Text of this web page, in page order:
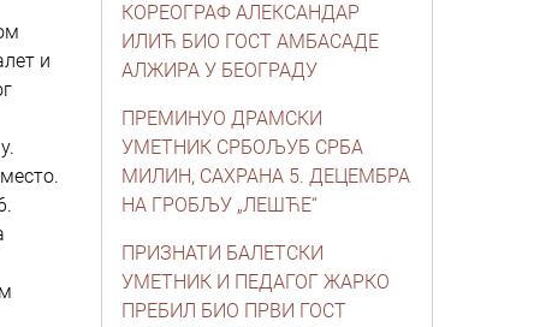
и
КОРЕОГРАФ АЛЕКСАНДАР
ИЛИЋ БИО ГОСТ АМБАСАДЕ
АЛЖИРА У БЕОГРАДУ
ПРЕМИНУО ДРАМСКИ
УМЕТНИК СРБОЉУБ СРБА
МИЛИН, САХРАНА 5. ДЕЦЕМБРА
НА ГРОБЉУ „ЛЕШЋЕ“
ПРИЗНАТИ БАЛЕТСКИ
УМЕТНИК И ПЕДАГОГ ЖАРКО
ПРЕБИЛ БИО ПРВИ ГОСТ